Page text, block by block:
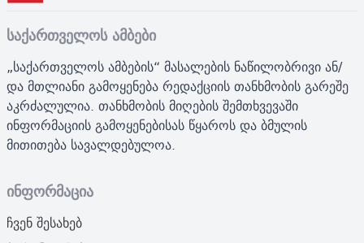
საქართველოს ამბები
„საქართველოს ამბების“ მასალების ნაწილობრივი ან/
და მთლიანი გამოყენება რედაქციის თანხმობის გარეშე
აკრძალულია. თანხმობის მიღების შემთხვევაში
ინფორმაციის გამოყენებისას წყაროს და ბმულის
მითითება სავალდებულოა.
ინფორმაცია
ჩვენ შესახებ